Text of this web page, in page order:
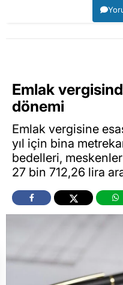
Emlak
dönemi
Emlak vergisine
yıl için bina
bedelleri,
27 bin 712,26 lira